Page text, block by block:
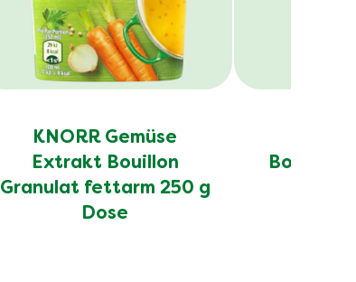
KNORR Gemüse
Extrakt Bouillon
Granulat fettarm 250 g
Dose
Bouillon